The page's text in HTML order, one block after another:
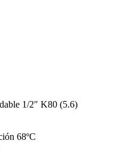
1/2″ K80 (5.6)
68ºC